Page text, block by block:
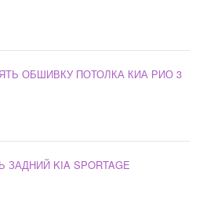
ОБШИВКУ ПОТОЛКА КИА РИО 3
KIA SPORTAGE